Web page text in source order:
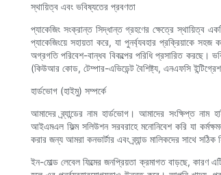
স্থায়িত্ব এবং ভবিষ্যতের প্রবণতা
প্যাকেজিং সংক্রান্ত সিদ্ধান্ত গ্রহণের ক্ষেত্রে স্থায়িত্ব
প্যাকেজিংয়ে সহায়তা করে, যা পুনর্ব্যবহার প্রক্রিয়াকে
অগ্রগতি পরিবেশ-বান্ধব বিকল্পের পরিধি প্রসারিত করছে।
(কিউআর কোড, টেম্পার-এভিডেন্ট বৈশিষ্ট্য, এনএফসি
হার্ডভোগ (হাইমু) সম্পর্কে
আমাদের ব্র্যান্ডের নাম হার্ডভোগ। আমাদের সংক্ষিপ্ত
আইএমএল ফিল্ম সলিউশন সরবরাহে মনোনিবেশ করি যা
করার জন্য আমরা কনভার্টার এবং ব্র্যান্ড মালিকদের সাথে
ইন-মোল্ড লেবেল ফিল্মের জনপ্রিয়তা ক্রমাগত বাড়ছে, কারণ